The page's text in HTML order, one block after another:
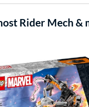
Rider Mech